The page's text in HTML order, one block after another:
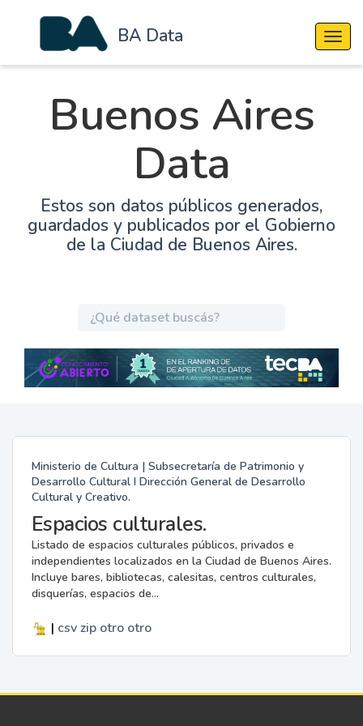
BA Data
Buenos Aires
Data
Estos son datos públicos generados,
guardados y publicados por el Gobierno
de la Ciudad de Buenos Aires.
Ministerio de Cultura | Subsecretaría de Patrimonio y
Desarrollo Cultural I Dirección General de Desarrollo
Cultural y Creativo.
Espacios culturales.
Listado de espacios culturales públicos, privados e
independientes localizados en la Ciudad de Buenos Aires.
Incluye bares, bibliotecas, calesitas, centros culturales,
disquerías, espacios de...
| csv zip otro otro